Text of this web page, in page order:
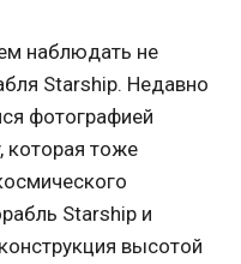
наблюдать не
Starship. Недавно
фотографией
которая тоже
Starship и
высотой